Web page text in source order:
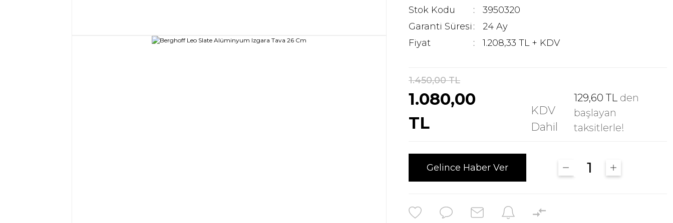
Stok Kodu
3950320
Garanti Süresi
24 Ay
Fiyat
1.208,33 TL + KDV
1.450,00 TL
1.080,00
TL
KDV
Dahil
129,60 TL den
başlayan
taksitlerle!
Gelince Haber Ver